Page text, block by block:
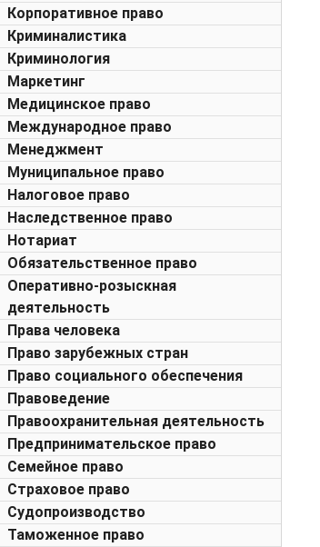
Корпоративное право
Криминалистика
Криминология
Маркетинг
Медицинское право
Международное право
Менеджмент
Муниципальное право
Налоговое право
Наследственное право
Нотариат
Обязательственное право
Оперативно-розыскная
деятельность
Права человека
Право зарубежных стран
Право социального обеспечения
Правоведение
Правоохранительная деятельность
Предпринимательское право
Семейное право
Страховое право
Судопроизводство
Таможенное право